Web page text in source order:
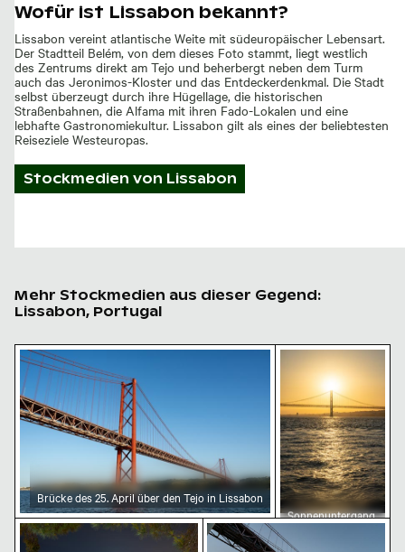
Wofür ist Lissabon bekannt?
Lissabon vereint atlantische Weite mit südeuropäischer Lebensart.
Der Stadtteil Belém, von dem dieses Foto stammt, liegt westlich
des Zentrums direkt am Tejo und beherbergt neben dem Turm
auch das Jeronimos-Kloster und das Entdeckerdenkmal. Die Stadt
selbst überzeugt durch ihre Hügellage, die historischen
Straßenbahnen, die Alfama mit ihren Fado-Lokalen und eine
lebhafte Gastronomiekultur. Lissabon gilt als eines der beliebtesten
Reiseziele Westeuropas.
Stockmedien von Lissabon
Mehr Stockmedien aus dieser Gegend:
Lissabon, Portugal
Brücke des 25. April über den Tejo in Lissabon
Brücke des 25. April über den Tejo in Lissabon
Sonnenuntergang
an der Ponte 25
de Abril über dem
Nachtansicht von Lissabon mit Aussichtspunkt
Ponte 25 de Abril bei